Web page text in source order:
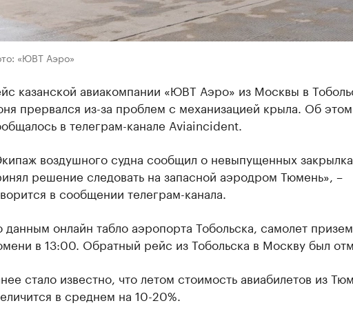
«ЮВТ Аэро»
казанской авиакомпании «ЮВТ Аэро» из Москвы в
прервался из-за проблем с механизацией крыла. Об этом
в телеграм-канале Aviaincident.
воздушного судна сообщил о невыпущенных
решение следовать на запасной аэродром Тюмень», –
в сообщении телеграм-канала.
данным онлайн табло аэропорта Тобольска, самолет
в 13:00. Обратный рейс из Тобольска в Москву был
стало известно, что летом стоимость авиабилетов из
в среднем на 10-20%.